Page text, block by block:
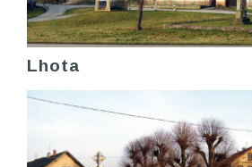
Lhota